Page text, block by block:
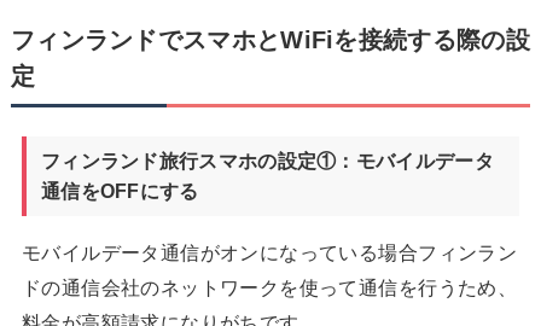
フィンランドでスマホとWiFiを接続する際の設
定
フィンランド旅行スマホの設定①：モバイルデータ
通信をOFFにする
モバイルデータ通信がオンになっている場合フィンラン
ドの通信会社のネットワークを使って通信を行うため、